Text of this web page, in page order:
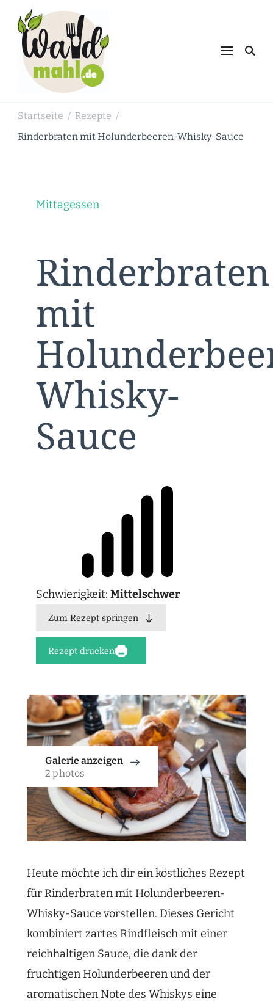
Schnabulieren, was die Natur einem
Startseite / Rezepte /
Rinderbraten mit Holunderbeeren-Whisky-Sauce
Mittagessen
Rinderbraten
mit
Whisky-
Sauce
Schwierigkeit: Mittelschwer
Zum Rezept springen
Rezept drucken
Galerie anzeigen
2 photos
Heute möchte ich dir ein köstliches Rezept
für Rinderbraten mit Holunderbeeren-
Whisky-Sauce vorstellen. Dieses Gericht
kombiniert zartes Rindfleisch mit einer
reichhaltigen Sauce, die dank der
fruchtigen Holunderbeeren und der
aromatischen Note des Whiskys eine